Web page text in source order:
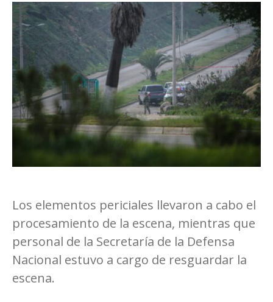
Los elementos periciales llevaron a cabo el
procesamiento de la escena, mientras que
personal de la Secretaría de la Defensa
Nacional estuvo a cargo de resguardar la
escena.